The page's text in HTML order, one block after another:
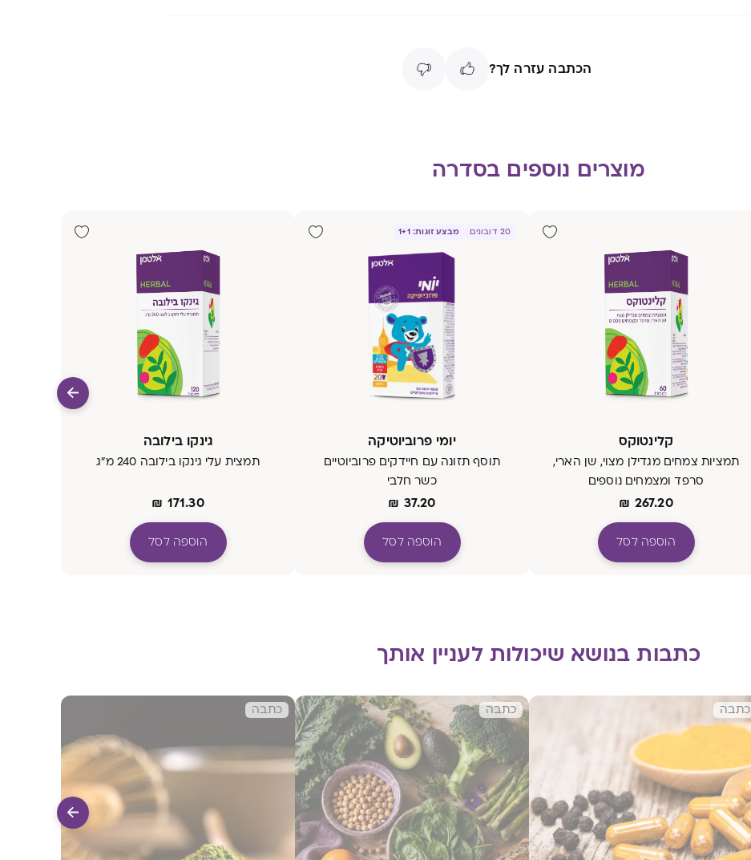
הכתבה עזרה לך?
מוצרים נוספים בסדרה
קלינטוקס
תמציות צמחים מגדילן מצוי, שן הארי,
סרפד ומצמחים נוספים
₪ 267.20
הוספה לסל
20 דובונים מבצע זוגות: 1+1
יומי פרוביוטיקה
תוסף תזונה עם חיידקים פרוביוטיים
כשר חלבי
₪ 37.20
הוספה לסל
גינקו בילובה
תמצית עלי גינקו בילובה 240 מ"ג
₪ 171.30
הוספה לסל
כתבות בנושא שיכולות לעניין אותך
כתבה כתבה כתבה